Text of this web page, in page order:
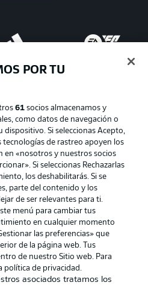
Aviso legal
Trabajos
Condiciones de uso
POR TU
61socios almacenamos y
como datos de navegación o
Si seleccionas Acepto,
de rastreo apoyen los
en «nosotros y nuestros socios
Si seleccionas Rechazarlas
los deshabilitarás. Si se
parte del contenido y los
de ser relevantes para ti.
menú para cambiar tus
en cualquier momento
las preferencias» que
de la página web. Tus
de nuestro Sitio web. Para
política de privacidad.
asociados tratamos los